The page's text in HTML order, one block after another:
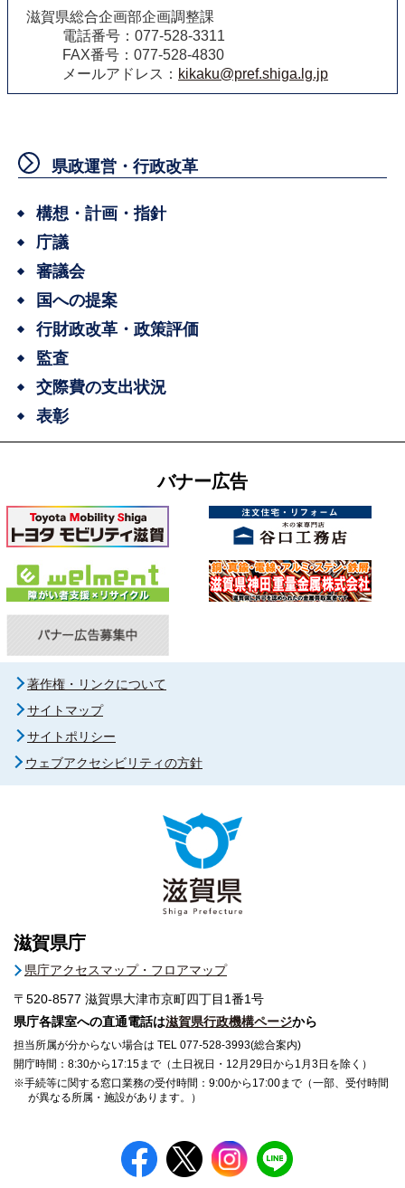
滋賀県総合企画部企画調整課
電話番号：077-528-3311
FAX番号：077-528-4830
メールアドレス： kikaku@pref.shiga.lg.jp
県政運営・行政改革
構想・計画・指針
庁議
審議会
国への提案
行財政改革・政策評価
監査
交際費の支出状況
表彰
バナー広告
著作権・リンクについて
サイトマップ
サイトポリシー
ウェブアクセシビリティの方針
滋賀県庁
県庁アクセスマップ・フロアマップ
〒520-8577 滋賀県大津市京町四丁目1番1号
県庁各課室への直通電話は滋賀県行政機構ページから
担当所属が分からない場合は TEL 077-528-3993(総合案内)
開庁時間：8:30から17:15まで（土日祝日・12月29日から1月3日を除く）
※手続等に関する窓口業務の受付時間：9:00から17:00まで（一部、受付時間
が異なる所属・施設があります。）